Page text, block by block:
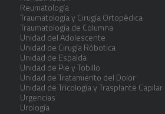
Reumatología
Traumatología y Cirugía Ortopédica
Traumatología de Columna
Unidad del Adolescente
Unidad de Cirugía Róbotica
Unidad de Espalda
Unidad de Pie y Tobillo
Unidad de Tratamiento del Dolor
Unidad de Tricología y Trasplante Capilar
Urgencias
Urología